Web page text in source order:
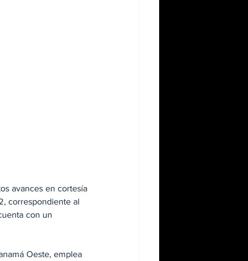
avances en cortesía
correspondiente al
con un
Oeste, emplea